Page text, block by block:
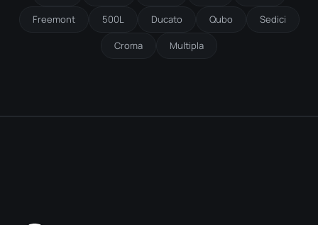
Freemont 500L Ducato Qubo Sedici
Croma Multipla